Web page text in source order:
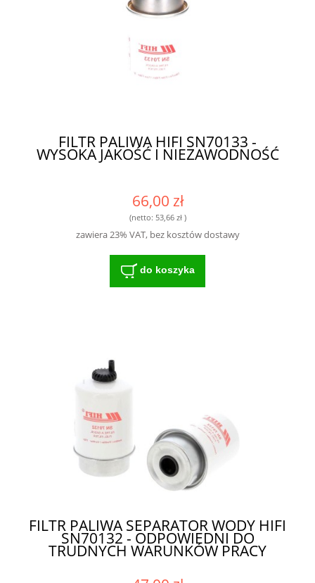
FILTR PALIWA HIFI SN70133 -
WYSOKA JAKOŚĆ I NIEZAWODNOŚĆ
66,00 zł
(netto: 53,66 zł)
zawiera 23% VAT, bez kosztów dostawy
do koszyka
FILTR PALIWA SEPARATOR WODY HIFI
SN70132 - ODPOWIEDNI DO
TRUDNYCH WARUNKÓW PRACY